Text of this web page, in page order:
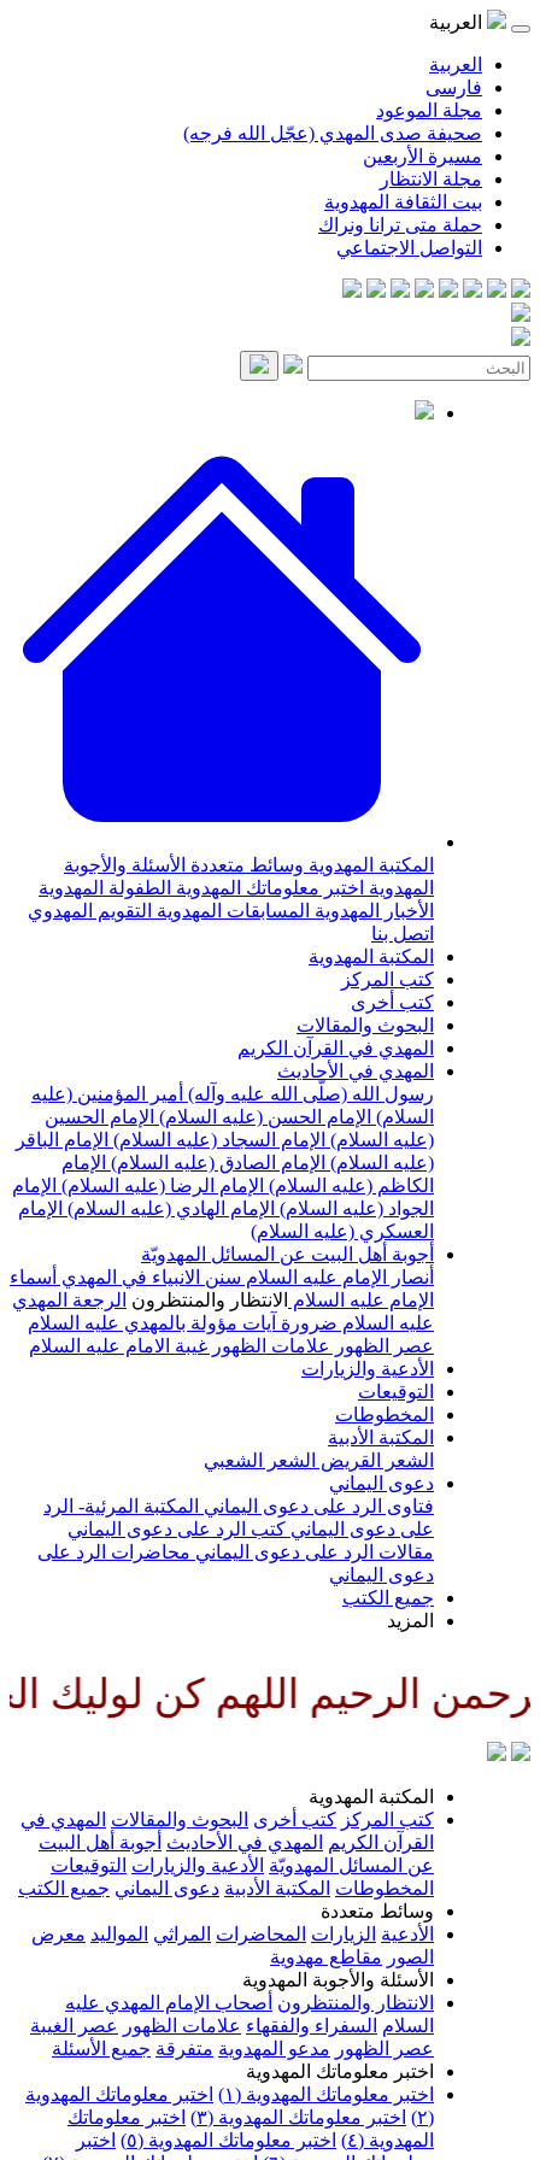
العربية
العربية
فارسی
مجلة الموعود
صحيفة صدى المهدي (عجّل الله فرجه)
مسيرة الأربعين
مجلة الانتظار
بيت الثقافة المهدوية
حملة متى ترانا ونراك
التواصل الاجتماعي
المكتبة المهدوية وسائط متعددة الأسئلة والأجوبة
المهدوية اختبر معلوماتك المهدوية الطفولة المهدوية
الأخبار المهدوية المسابقات المهدوية التقويم المهدوي
اتصل بنا
المكتبة المهدوية
كتب المركز
كتب أخرى
البحوث والمقالات
المهدي في القرآن الكريم
المهدي في الأحاديث
رسول الله (صلّى الله عليه وآله) أمير المؤمنين (عليه
السلام) الإمام الحسن (عليه السلام) الإمام الحسين
(عليه السلام) الإمام السجاد (عليه السلام) الإمام الباقر
(عليه السلام) الإمام الصادق (عليه السلام) الإمام
الكاظم (عليه السلام) الإمام الرضا (عليه السلام) الإمام
الجواد (عليه السلام) الإمام الهادي (عليه السلام) الإمام
العسكري (عليه السلام)
أجوبة أهل البيت عن المسائل المهدويّة
أنصار الإمام عليه السلام سنن الانبياء في المهدي أسماء
الإمام عليه السلام الانتظار والمنتظرون الرجعة المهدي
عليه السلام ضرورة آيات مؤولة بالمهدي عليه السلام
عصر الظهور
علامات الظهور غيبة الامام عليه السلام
الأدعية والزيارات
التوقيعات
المخطوطات
المكتبة الأدبية
الشعر القريض الشعر الشعبي
دعوى اليماني
فتاوى الرد على دعوى اليماني المكتبة المرئية- الرد
على دعوى اليماني كتب الرد على دعوى اليماني
مقالات الرد على دعوى اليماني محاضرات الرد على
دعوى اليماني
جميع الكتب
المزيد
الرحيم اللهم كن لوليك
المكتبة المهدوية
كتب المركز كتب أخرى البحوث والمقالات المهدي في
القرآن الكريم
المهدي في الأحاديث أجوبة أهل البيت
عن المسائل المهدويّة الأدعية والزيارات التوقيعات
المخطوطات المكتبة الأدبية دعوى اليماني جميع الكتب
وسائط متعددة
الأدعية الزيارات المحاضرات المراثي المواليد معرض
الصور مقاطع مهدوية
الأسئلة والأجوبة المهدوية
الانتظار والمنتظرون أصحاب الإمام المهدي عليه
السلام السفراء والفقهاء علامات الظهور
عصر الغيبة
عصر الظهور مدعو المهدوية متفرقة جميع الأسئلة
اختبر معلوماتك المهدوية
اختبر معلوماتك المهدوية (١)
اختبر معلوماتك المهدوية
(٢)
اختبر معلوماتك المهدوية (٣)
اختبر معلوماتك
المهدوية (٤)
اختبر معلوماتك المهدوية (٥)
اختبر